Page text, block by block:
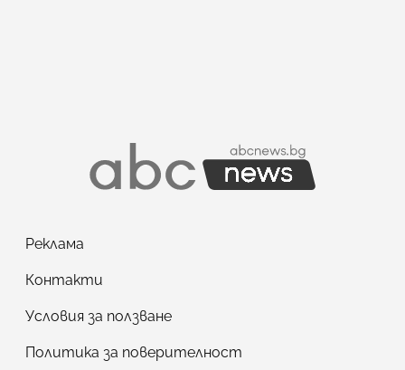
Реклама
Контакти
Условия за ползване
Политика за поверителност